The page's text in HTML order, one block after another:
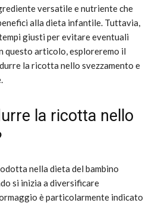
versatile e nutriente che
alla dieta infantile. Tuttavia,
giusti per evitare eventuali
questo articolo, esploreremo il
la ricotta nello svezzamento e
la ricotta nello
nella dieta del bambino
si inizia a diversificare
è particolarmente indicato